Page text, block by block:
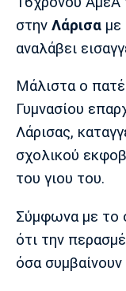
Πολιτισμός
Τραγούδια
Cine Spot
Media
Πρόγραμμα TV
στην Λάρισα με
αναλάβει
Μάλιστα ο
Γυμνασίου
Λάρισας,
σχολικού
του γιου του.
Σύμφωνα με το
ότι την
όσα